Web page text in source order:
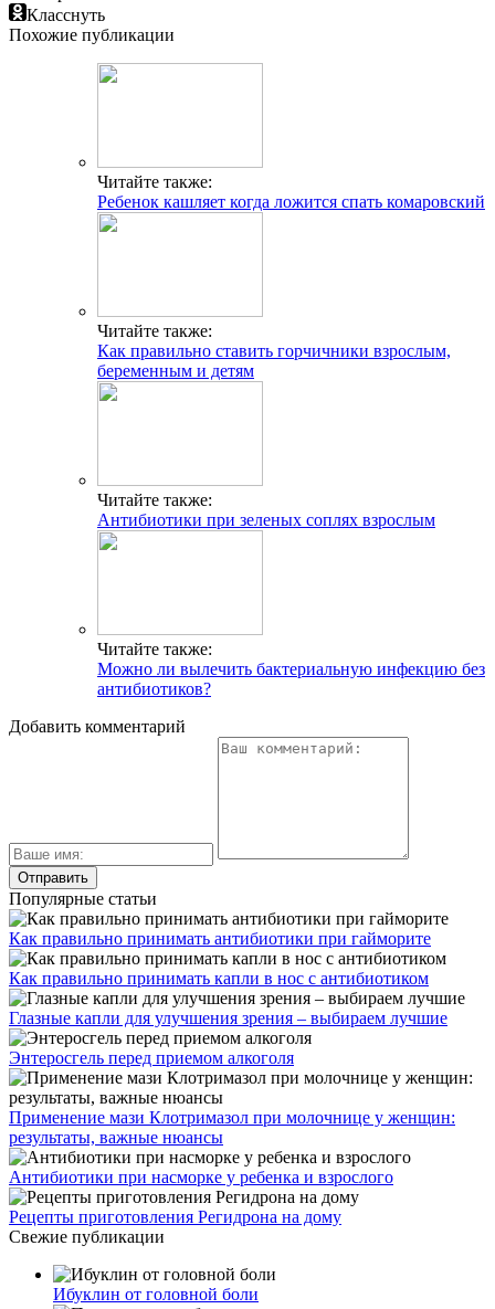
Класснуть
Похожие публикации
Читайте также:
Ребенок кашляет когда ложится спать комаровский
Читайте также:
Как правильно ставить горчичники взрослым,
беременным и детям
Читайте также:
Антибиотики при зеленых соплях взрослым
Читайте также:
Можно ли вылечить бактериальную инфекцию без
антибиотиков?
Добавить комментарий
Популярные статьи
Как правильно принимать антибиотики при гайморите
Как правильно принимать капли в нос с антибиотиком
Глазные капли для улучшения зрения – выбираем лучшие
Энтеросгель перед приемом алкоголя
Применение мази Клотримазол при молочнице у женщин:
результаты, важные нюансы
Антибиотики при насморке у ребенка и взрослого
Рецепты приготовления Регидрона на дому
Свежие публикации
Ибуклин от головной боли